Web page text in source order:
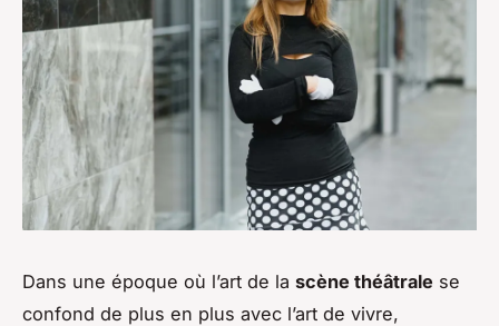
Dans une époque où l’art de la scène théâtrale se
confond de plus en plus avec l’art de vivre,